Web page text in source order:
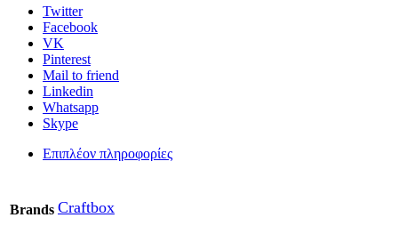
Twitter
Facebook
VK
Pinterest
Mail to friend
Linkedin
Whatsapp
Skype
Επιπλέον πληροφορίες
Brands Craftbox